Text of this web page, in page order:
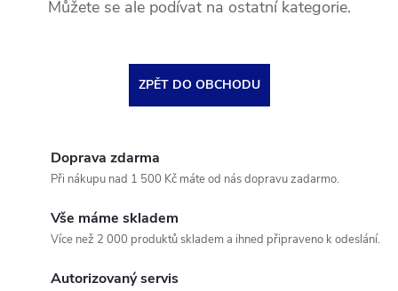
Můžete se ale podívat na ostatní kategorie.
ZPĚT DO OBCHODU
Doprava zdarma
Při nákupu nad 1 500 Kč máte od nás dopravu zadarmo.
Vše máme skladem
Více než 2 000 produktů skladem a ihned připraveno k odeslání.
Autorizovaný servis